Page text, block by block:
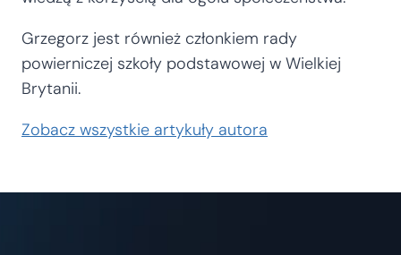
Grzegorz jest również członkiem rady
powierniczej szkoły podstawowej w Wielkiej
Brytanii.
Zobacz wszystkie artykuły autora